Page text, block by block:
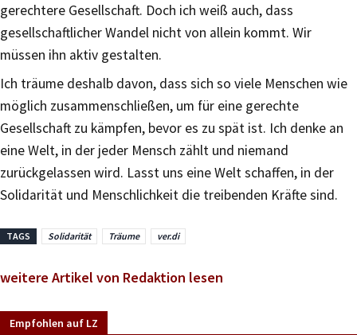
gerechtere Gesellschaft. Doch ich weiß auch, dass
gesellschaftlicher Wandel nicht von allein kommt. Wir
müssen ihn aktiv gestalten.
Ich träume deshalb davon, dass sich so viele Menschen wie
möglich zusammenschließen, um für eine gerechte
Gesellschaft zu kämpfen, bevor es zu spät ist. Ich denke an
eine Welt, in der jeder Mensch zählt und niemand
zurückgelassen wird. Lasst uns eine Welt schaffen, in der
Solidarität und Menschlichkeit die treibenden Kräfte sind.
TAGS Solidarität Träume ver.di
weitere Artikel von Redaktion lesen
Empfohlen auf LZ